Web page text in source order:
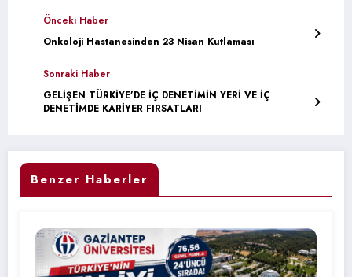
Önceki Haber
Onkoloji Hastanesinden 23 Nisan Kutlaması
Sonraki Haber
GELİŞEN TÜRKİYE’DE İÇ DENETİMİN YERİ VE İÇ
DENETİMDE KARİYER FIRSATLARI
Benzer Haberler